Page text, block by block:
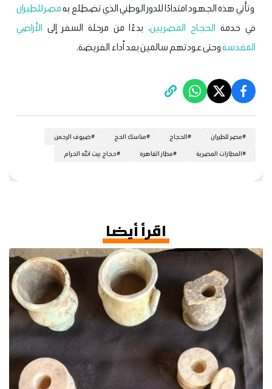
وتأتي هذه الجهود امتدادًا للدور الوطني الذي تضطلع بهمصر للطيران
في خدمة الحجاج المصريين، بدءًا من مرحلة السفر إلى الأراضي
المقدسةوحتى عودتهم سالمين بعد أداء الفريضة.
#مصر للطيران #الحجاج #مناسك الحج #ضيوف الرحمن
#المطارات المصرية #مطار القاهرة #حجاج بيت الله الحرام
اقرأ أيضا